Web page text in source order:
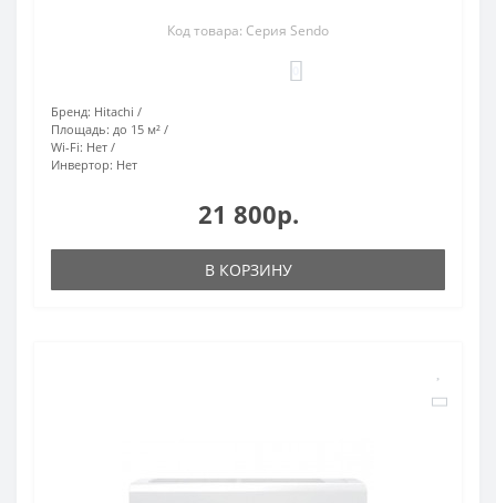
Код товара: Серия Sendo
Бренд: Hitachi
Площадь: до 15 м²
Wi-Fi: Нет
Инвертор: Нет
21 800р.
В КОРЗИНУ